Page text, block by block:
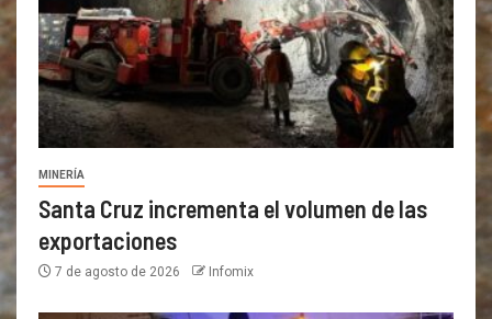
MINERÍA
Santa Cruz incrementa el volumen de las
exportaciones
7 de agosto de 2026 Infomix